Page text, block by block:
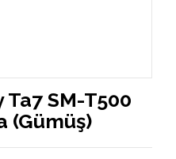
SM-T500
(Gümüş)